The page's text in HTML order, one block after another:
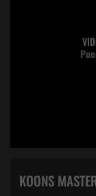
KOONS